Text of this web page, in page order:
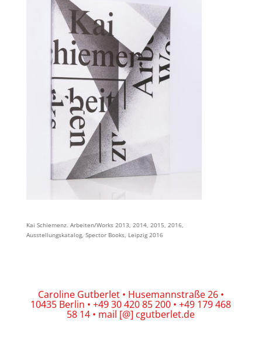
Kai Schiemenz. Arbeiten/Works 2013, 2014, 2015, 2016,
Ausstellungskatalog, Spector Books, Leipzig 2016
Caroline Gutberlet • Husemannstraße 26 •
10435 Berlin • +49 30 420 85 200 • +49 179 468
58 14 • mail [@] cgutberlet.de